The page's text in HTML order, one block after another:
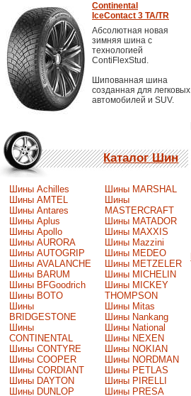
Continental
IceContact 3 TA/TR
Абсолютная новая
зимняя шина с
технологией
ContiFlexStud.
Шипованная шина
созданная для легковых
автомобилей и SUV.
Каталог Шин
Шины Achilles
Шины AMTEL
Шины Antares
Шины Aplus
Шины Apollo
Шины AURORA
Шины AUTOGRIP
Шины AVALANCHE
Шины BARUM
Шины BFGoodrich
Шины BOTO
Шины
BRIDGESTONE
Шины
CONTINENTAL
Шины CONTYRE
Шины COOPER
Шины CORDIANT
Шины DAYTON
Шины DUNLOP
Шины MARSHAL
Шины
MASTERCRAFT
Шины MATADOR
Шины MAXXIS
Шины Mazzini
Шины MEDEO
Шины METZELER
Шины MICHELIN
Шины MICKEY
THOMPSON
Шины Mitas
Шины Nankang
Шины National
Шины NEXEN
Шины NOKIAN
Шины NORDMAN
Шины PETLAS
Шины PIRELLI
Шины PRESA